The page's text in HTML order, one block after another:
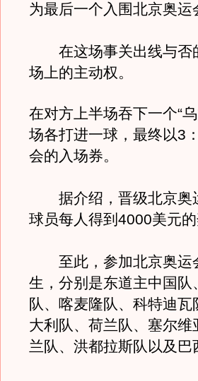
为最后一个入围北京奥
在这场事关出线与否
场上的主动权。
在对方上半场吞下一个“
场各打进一球，最终以3
会的入场券。
据介绍，晋级北京奥
球员每人得到4000美元的
至此，参加北京奥运
生，分别是东道主中国
队、喀麦隆队、科特迪
大利队、荷兰队、塞尔
兰队、洪都拉斯队以及巴